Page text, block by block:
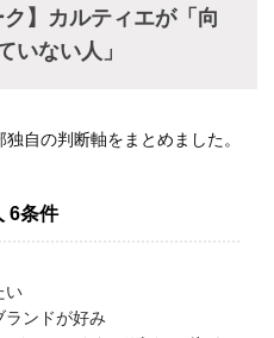
】カルティエが「向
いない人」
自の判断軸をまとめました。
6条件
い
ランドが好み